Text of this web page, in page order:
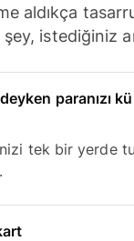
aldıkça
şey, istediğiniz
paranızı
tek bir yerde